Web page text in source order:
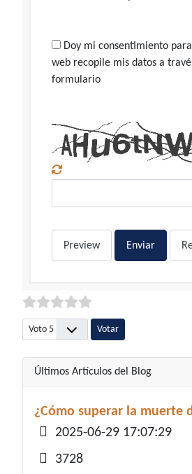
Doy mi consentimiento
web recopile mis datos a
formulario
Preview Enviar
Por favor, vote
Últimos Artículos del Blog
¿Cómo superar la muerte
Detalles
2025-06-29 17:07:29
3728